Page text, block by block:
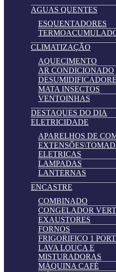
AGUAS QUENTES
ESQUENTADORES
CLIMATIZAÇÃO
AQUECIMENTO
AR CONDICIONADO
MATA INSECTOS
VENTOINHAS
DESTAQUES DO DIA
ELETRICIDADE
APARELHOS DE
ELETRICAS
LAMPADAS
LANTERNAS
ENCASTRE
COMBINADO
CONGELADOR
EXAUSTORES
FORNOS
FRIGORIFICO 1
LAVA LOUÇA E
MISTURADORAS
MÁQUINA CAFÉ